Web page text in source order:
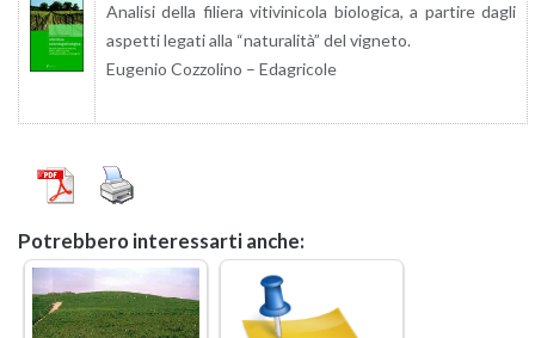
Ana­li­si della fi­lie­ra vi­ti­vi­ni­co­la bio­lo­g­i­ca, a par­ti­re dagli
aspet­ti le­ga­ti alla “na­tu­ra­li­tà” del vi­gne­to.
Eu­ge­nio Coz­zo­li­no – Eda­gri­co­le
Po­treb­be­ro in­te­res­sar­ti anche: